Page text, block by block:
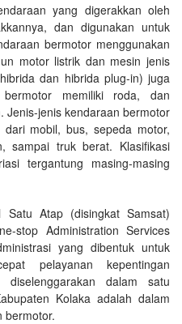
yang digerakkan oleh
dan digunakan untuk
bermotor menggunakan
motor listrik dan mesin jenis
dan hibrida plug-in) juga
memiliki roda, dan
Jenis-jenis kendaraan bermotor
mobil, bus, sepeda motor,
sampai truk berat. Klasifikasi
tergantung masing-masing
Satu Atap (disingkat Samsat)
stop Administration Services
yang dibentuk untuk
pelayanan kepentingan
diselenggarakan dalam satu
Kolaka adalah dalam
bermotor.